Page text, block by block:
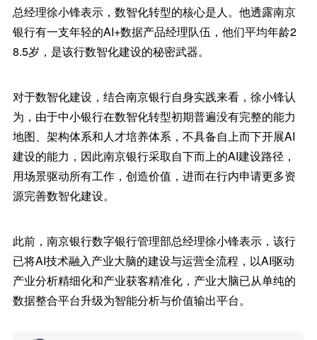
总经理徐小锋表示，数智化转型的核心是人。他透露南京
银行有一支年轻的AI+数据产品经理队伍，他们平均年龄2
8.5岁，是该行数智化建设的秘密武器。
对于数智化建设，结合南京银行自身实践来看，徐小锋认
为，由于中小银行在数智化转型初期普遍没有完整的能力
地图、架构体系和人才培养体系，不具备自上而下开展AI
建设的能力，因此南京银行采取自下而上的AI建设路径，
用场景驱动所有工作，创造价值，进而在行内申请更多资
源完善数智化建设。
此前，南京银行数字银行管理部总经理徐小锋表示，该行
已将AI技术融入产业大脑的建设与运营全流程，以AI驱动
产业分析精细化和产业获客精准化，产业大脑已从单纯的
数据整合平台升级为智能分析与价值输出平台。